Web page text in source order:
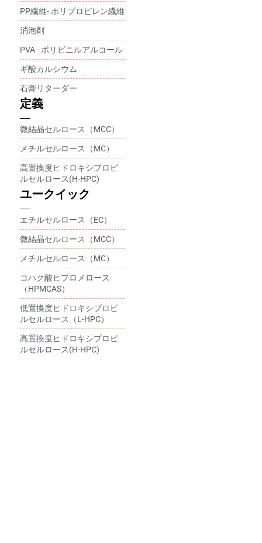
PP繊維- ポリプロピレン繊維
消泡剤
PVA - ポリビニルアルコール
ギ酸カルシウム
石膏リターダー
定義
微結晶セルロース（MCC）
メチルセルロース（MC）
高置換度ヒドロキシプロピ
ルセルロース(H-HPC)
ユークイック
エチルセルロース（EC）
微結晶セルロース（MCC）
メチルセルロース（MC）
コハク酸ヒプロメロース
（HPMCAS）
低置換度ヒドロキシプロピ
ルセルロース（L-HPC）
高置換度ヒドロキシプロピ
ルセルロース(H-HPC)